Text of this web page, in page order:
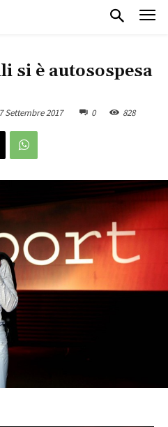
si è autosospesa
7 Settembre 2017 0 828